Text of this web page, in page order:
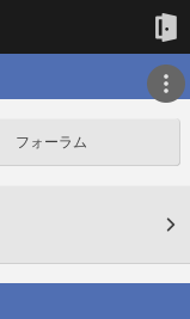
フォーラム